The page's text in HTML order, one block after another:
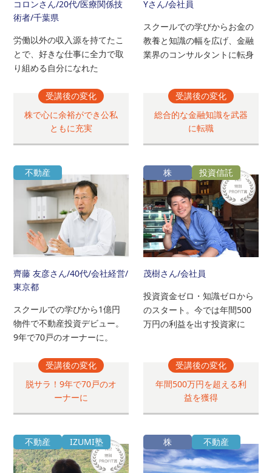
コロンさん/20代/医療関係技
術者/千葉県
労働以外の収入源を持てたこ
とで、好きな仕事に全力で取
り組める自分になれた
受講後の変化
株で心に余裕ができ公私
ともに充実
Yさん/会社員
スクールでの学びからお金の
教養と知識の幅を広げ、金融
業界のコンサルタントに転身
受講後の変化
総合的な金融知識を武器
に転職
不動産
齊藤 友彦さん/40代/会社経営/
東京都
スクールでの学びから1億円
物件で不動産投資デビュー。
9年で70戸のオーナーに。
受講後の変化
脱サラ！9年で70戸のオ
ーナーに
株 投資信託
茂樹さん/会社員
投資資金ゼロ・知識ゼロから
のスタート。今では年間500
万円の利益を出す投資家に
受講後の変化
年間500万円を超える利
益を獲得
不動産 IZUMI塾 株 不動産